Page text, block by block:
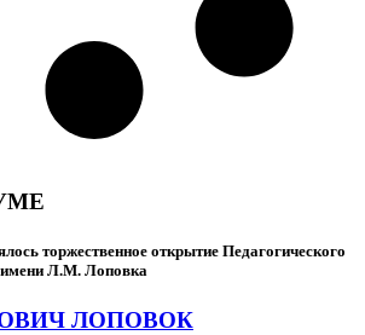
торжественное открытие Педагогического
Л.М. Лоповка
ЛОПОВОК